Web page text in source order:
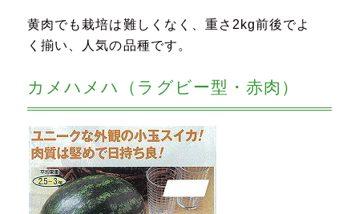
黄肉でも栽培は難しくなく、重さ2kg前後でよ
く揃い、人気の品種です。
カメハメハ（ラグビー型・赤肉）